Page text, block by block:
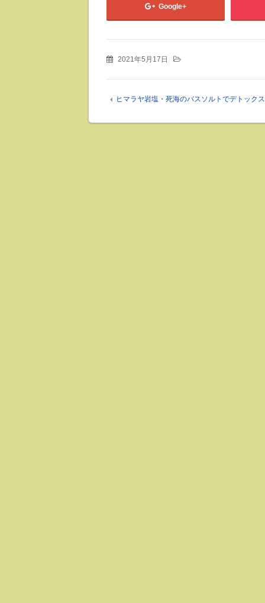
Google+
2021年5月17日
ヒマラヤ岩塩・死海のバスソルトでデトックス